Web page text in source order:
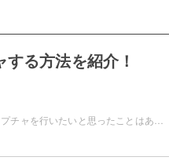
る方法を紹介！